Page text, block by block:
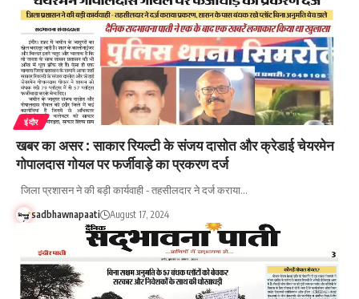
इंदौर
खबर का असर : साकार रियल्टी के संजय दासोत और क्रेडाई चेयरमेन
गोपालदास गोयल पर फर्जीवाड़े का प्रकरण दर्ज
जिला प्रशासन ने की बड़ी कार्यवाही - तहसीलदार ने दर्ज कराया…
sadbhawnapaati August 17, 2024